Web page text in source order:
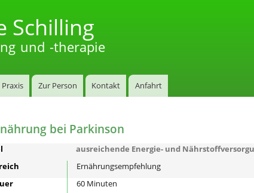
Schilling
und -therapie
Zur Person Kontakt Anfahrt
bei Parkinson
ausreichende Energie- und
Ernährungsempfehlung
60 Minuten